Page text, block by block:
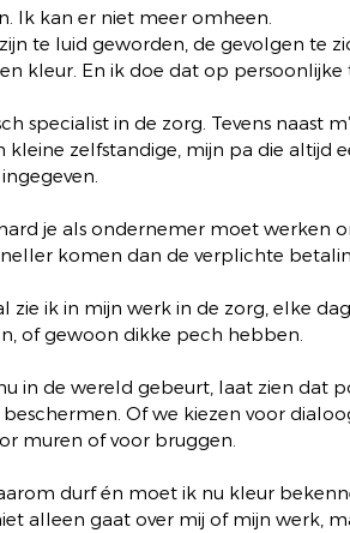
Ik kan er niet meer omheen.
te luid geworden, de gevolgen te
kleur. En ik doe dat op persoonlijke
specialist in de zorg. Tevens naast
kleine zelfstandige, mijn pa die altijd
je als ondernemer moet werken
komen dan de verplichte
zie ik in mijn werk in de zorg, elke
of gewoon dikke pech hebben.
in de wereld gebeurt, laat zien dat
Of we kiezen voor
muren of voor bruggen.
durf én moet ik nu kleur
alleen gaat over mij of mijn werk,